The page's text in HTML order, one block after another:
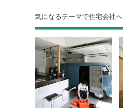
気になるテーマで住宅会社へ